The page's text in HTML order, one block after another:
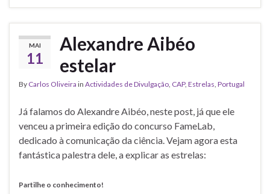
MAI
11
Alexandre Aibéo
estelar
By Carlos Oliveira in Actividades de Divulgação CAP, Estrelas Portugal
Já falamos do Alexandre Aibéo, neste post, já que ele
venceu a primeira edição do concurso FameLab,
dedicado à comunicação da ciência. Vejam agora esta
fantástica palestra dele, a explicar as estrelas:
Partilhe o conhecimento!